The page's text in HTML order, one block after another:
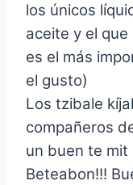
los únicos
aceite y el
es el más
el gusto)
Los tzibale
compañeros
un buen te mit
Beteabon!!!